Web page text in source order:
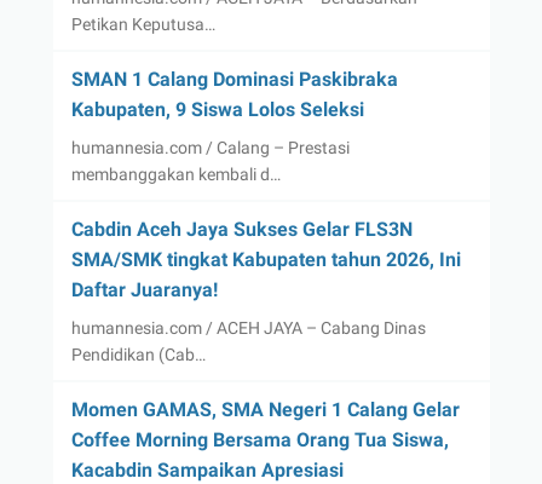
Petikan Keputusa…
SMAN 1 Calang Dominasi Paskibraka
Kabupaten, 9 Siswa Lolos Seleksi
humannesia.com / Calang – Prestasi
membanggakan kembali d…
Cabdin Aceh Jaya Sukses Gelar FLS3N
SMA/SMK tingkat Kabupaten tahun 2026, Ini
Daftar Juaranya!
humannesia.com / ACEH JAYA – Cabang Dinas
Pendidikan (Cab…
Momen GAMAS, SMA Negeri 1 Calang Gelar
Coffee Morning Bersama Orang Tua Siswa,
Kacabdin Sampaikan Apresiasi